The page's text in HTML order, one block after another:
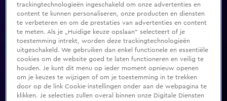
trackingtechnologieën ingeschakeld om onze advertenties en
content te kunnen personaliseren, onze producten en diensten
te verbeteren en om de prestaties van advertenties en content
te meten. Als je „Huidige keuze opslaan” selecteert of je
toestemming intrekt, worden deze trackingtechnologieën
uitgeschakeld. We gebruiken dan enkel functionele en essentiële
cookies om de website goed te laten functioneren en veilig te
houden. Je kunt dit menu op ieder moment opnieuw openen
om je keuzes te wijzigen of om je toestemming in te trekken
door op de link Cookie-instellingen onder aan de webpagina te
klikken. Je selecties zullen overal binnen onze Digitale Diensten